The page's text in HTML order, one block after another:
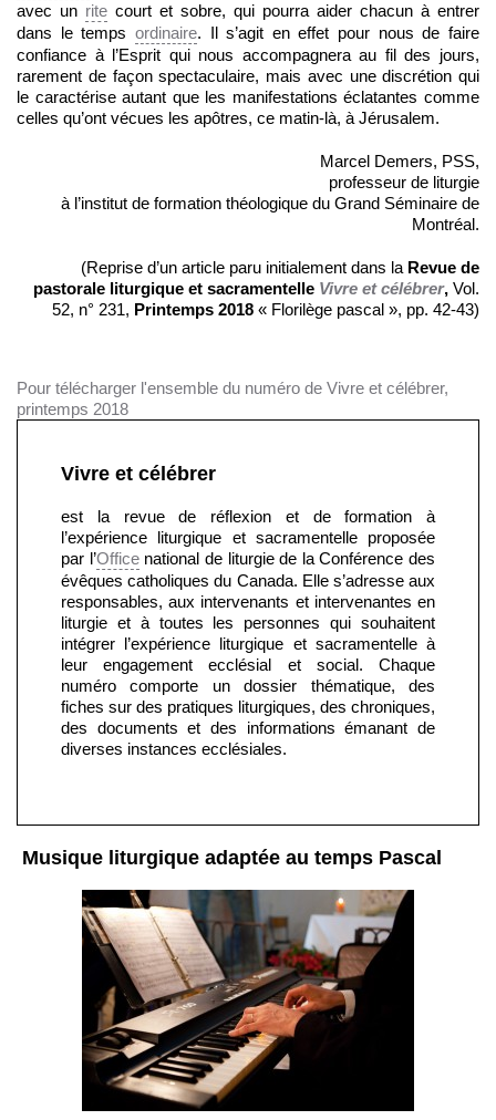
avec un rite court et sobre, qui pourra aider chacun à entrer
dans le temps ordinaire. Il s’agit en effet pour nous de faire
confiance à l’Esprit qui nous accompagnera au fil des jours,
rarement de façon spectaculaire, mais avec une discrétion qui
le caractérise autant que les manifestations éclatantes comme
celles qu’ont vécues les apôtres, ce matin-là, à Jérusalem.
Marcel Demers, PSS,
professeur de liturgie
à l’institut de formation théologique du Grand Séminaire de
Montréal.
(Reprise d’un article paru initialement dans la Revue de
pastorale liturgique et sacramentelle Vivre et célébrer, Vol.
52, n° 231, Printemps 2018 « Florilège pascal », pp. 42-43)
Pour télécharger l'ensemble du numéro de Vivre et célébrer,
printemps 2018
Vivre et célébrer
est la revue de réflexion et de formation à
l’expérience liturgique et sacramentelle proposée
par l’Officenational de liturgie de la Conférence des
évêques catholiques du Canada. Elle s’adresse aux
responsables, aux intervenants et intervenantes en
liturgie et à toutes les personnes qui souhaitent
intégrer l’expérience liturgique et sacramentelle à
leur engagement ecclésial et social. Chaque
numéro comporte un dossier thématique, des
fiches sur des pratiques liturgiques, des chroniques,
des documents et des informations émanant de
diverses instances ecclésiales.
Musique liturgique adaptée au temps Pascal